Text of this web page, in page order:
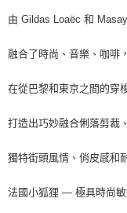
由 Gildas Loaëc 和
融合了時尚、音樂、咖啡
在從巴黎和東京之間的穿
打造出巧妙融合俐落剪裁、
獨特街頭風情、俏皮感和
法國小狐狸 — 極具時尚敏